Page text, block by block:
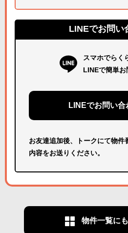
LINEでお問い
スマホでらく
LINEで簡単
LINEでお問い合
お友達追加後、トークにて物件
内容をお送りください。
物件一覧に